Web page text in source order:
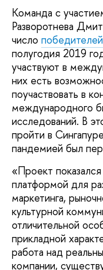
Команда с
Разворотнева
число
полугодия 2019
участвуют в
них есть
поучаствовать в
международного
исследований. В
пройти в
пандемией был
«Проект
платформой для
маркетинга,
культурной
отличительной
прикладной
работа над
компании,